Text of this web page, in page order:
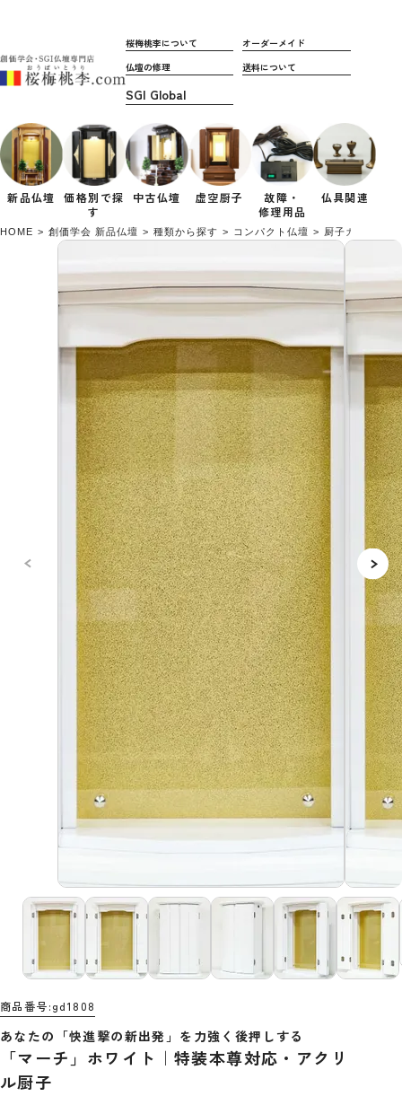
桜梅桃李について
オーダーメイド
仏壇の修理
送料について
新品仏壇 価格別で探
す
中古仏壇 虚空厨子
故障・
修理用品
仏具関連
HOME 創価学会 新品仏壇 種類から探す コンパクト仏壇 厨子カバー付き
商品番号 gd1808
あなたの「快進撃の新出発」を力強く後押しする
「マーチ」ホワイト｜特装本尊対応・アクリ
ル厨子